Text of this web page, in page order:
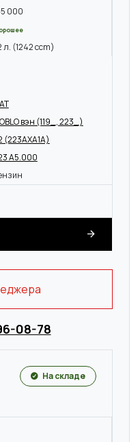
000
л. (1242 ccm)
вэн (119_, 223_)
(223AXA1A)
A5.000
08-78
На складе